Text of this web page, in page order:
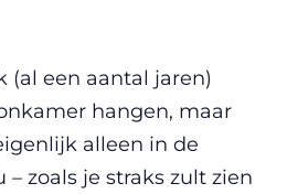
(al een aantal jaren)
hangen, maar
alleen in de
– zoals je straks zult zien